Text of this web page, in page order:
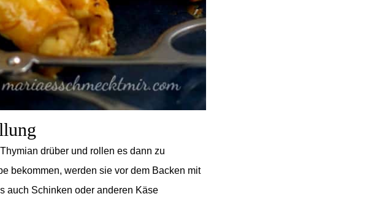
drüber und rollen es dann zu
bekommen, werden sie vor dem Backen mit
auch Schinken oder anderen Käse